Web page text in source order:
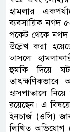
হামলার
ব্যবসায়িক নগদ
পকেট থেকে নগদ
উল্লেখ করা
আসলে
হুমকি দিয়ে
তাৎক্ষণিকভাবে
হাসপাতালে নিয়ে
রয়েছেন। এ
ইনচার্জ (ওসি)
লিখিত অভিযোগ